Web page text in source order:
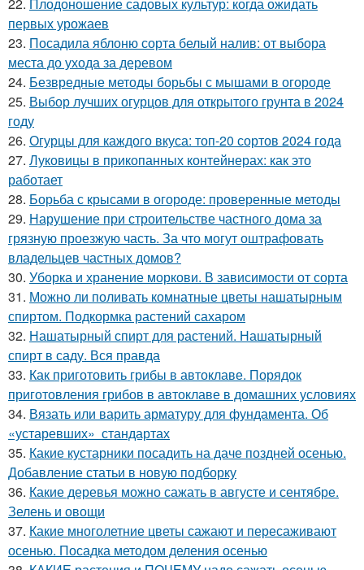
первых урожаев
23. Посадила яблоню сорта белый налив: от выбора
места до ухода за деревом
24. Безвредные методы борьбы с мышами в огороде
25. Выбор лучших огурцов для открытого грунта в 2024
году
26. Огурцы для каждого вкуса: топ-20 сортов 2024 года
27. Луковицы в прикопанных контейнерах: как это
работает
28. Борьба с крысами в огороде: проверенные методы
29. Нарушение при строительстве частного дома за
грязную проезжую часть. За что могут оштрафовать
владельцев частных домов?
30. Уборка и хранение моркови. В зависимости от сорта
31. Можно ли поливать комнатные цветы нашатырным
спиртом. Подкормка растений сахаром
32. Нашатырный спирт для растений. Нашатырный
спирт в саду. Вся правда
33. Как приготовить грибы в автоклаве. Порядок
приготовления грибов в автоклаве в домашних условиях
34. Вязать или варить арматуру для фундамента. Об
«устаревших» стандартах
35. Какие кустарники посадить на даче поздней осенью.
Добавление статьи в новую подборку
36. Какие деревья можно сажать в августе и сентябре.
Зелень и овощи
37. Какие многолетние цветы сажают и пересаживают
осенью. Посадка методом деления осенью